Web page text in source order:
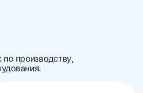
производству,